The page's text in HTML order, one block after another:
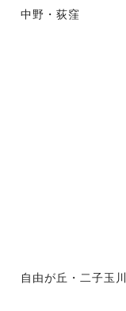
中野・荻窪
自由が丘・二子玉川